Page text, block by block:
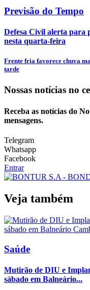
Previsão do Tempo
Defesa Civil alerta para
nesta quarta-feira
Frente fria favorece chuva
tarde
Nossas notícias no
Receba as notícias do
mensagens.
Telegram
Whatsapp
Facebook
Entrar
Veja também
Saúde
Mutirão de DIU e
sábado em Balneário...